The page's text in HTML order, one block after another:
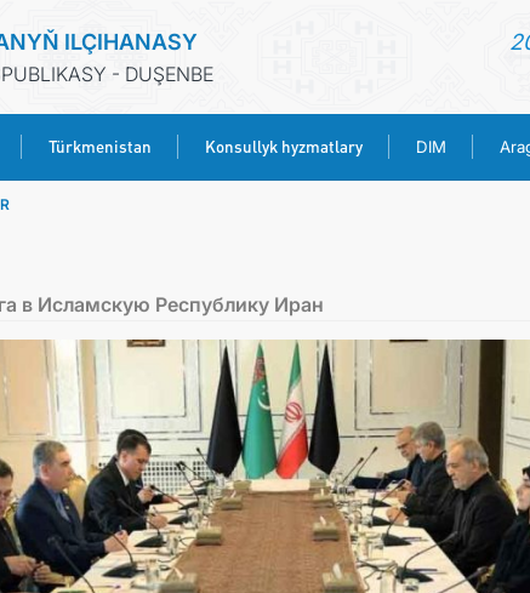
ILÇIHANASY
- DUŞENBE
Türkmenistan Konsullyk hyzmatlary DIM
TÜRKMENISTAN
KONSULLYK
DIM
ARAGATNAŞYK
в Исламскую Республику Иран